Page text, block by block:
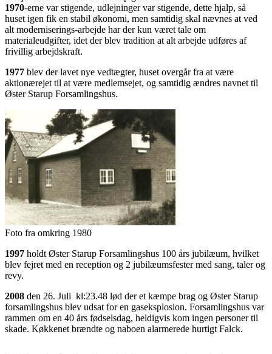
1970-erne var stigende, udlejninger var stigende, dette hjalp, så
huset igen fik en stabil økonomi, men samtidig skal nævnes at ved
alt moderniserings-arbejde har der kun været tale om
materialeudgifter, idet der blev tradition at alt arbejde udføres af
frivillig arbejdskraft.
1977 blev der lavet nye vedtægter, huset overgår fra at være
aktionærejet til at være medlemsejet, og samtidig ændres navnet til
Øster Starup Forsamlingshus.
Foto fra omkring 1980
1997 holdt Øster Starup Forsamlingshus 100 års jubilæum, hvilket
blev fejret med en reception og 2 jubilæumsfester med sang, taler og
revy.
2008 den 26. Juli kl:23.48 lød der et kæmpe brag og Øster Starup
forsamlingshus blev udsat for en gaseksplosion. Forsamlingshus var
rammen om en 40 års fødselsdag, heldigvis kom ingen personer til
skade. Køkkenet brændte og naboen alarmerede hurtigt Falck.